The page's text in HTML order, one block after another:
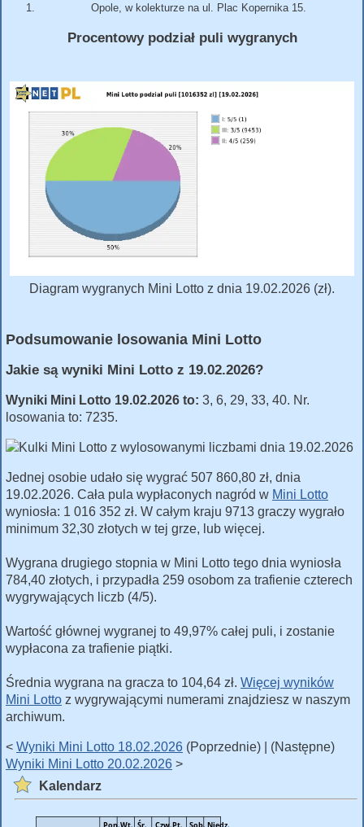
Opole, w kolekturze na ul. Plac Kopernika 15.
Procentowy podział puli wygranych
Diagram wygranych Mini Lotto z dnia 19.02.2026 (zł).
Podsumowanie losowania Mini Lotto
Jakie są wyniki Mini Lotto z 19.02.2026?
Wyniki Mini Lotto 19.02.2026 to: 3, 6, 29, 33, 40. Nr.
losowania to: 7235.
Jednej osobie udało się wygrać 507 860,80 zł, dnia
19.02.2026. Cała pula wypłaconych nagród w Mini Lotto
wyniosła: 1 016 352 zł. W całym kraju 9713 graczy wygrało
minimum 32,30 złotych w tej grze, lub więcej.
Wygrana drugiego stopnia w Mini Lotto tego dnia wyniosła
784,40 złotych, i przypadła 259 osobom za trafienie czterech
wygrywających liczb (4/5).
Wartość głównej wygranej to 49,97% całej puli, i zostanie
wypłacona za trafienie piątki.
Średnia wygrana na gracza to 104,64 zł. Więcej wyników
Mini Lotto z wygrywającymi numerami znajdziesz w naszym
archiwum.
< Wyniki Mini Lotto 18.02.2026 (Poprzednie) | (Następne)
Wyniki Mini Lotto 20.02.2026 >
Kalendarz